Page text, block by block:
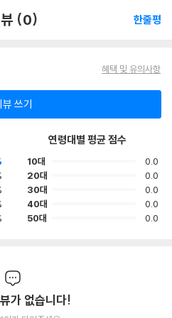
(0) 한줄평
혜택 및 유의사항
뷰 쓰기
연령대별 평균 점수
10대
0.0
20대
0.0
30대
0.0
40대
0.0
50대
0.0
가 없습니다!